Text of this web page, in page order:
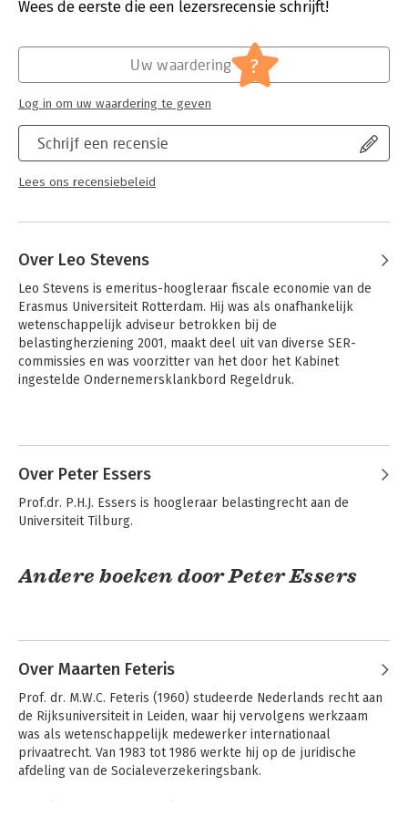
meewegen? En wat zou in dat geval het toetsingskader moeten
Deze fundamentele vragen over de interactie tussen
belastingen en welzijn zijn tot op heden nog niet volledig
uitgediept in de literatuur. De thesis Aiming for Well-Being
through Taxation onderzoekt diverse complexe en wezenlijke
kwesties die zich op dit vlak voordoen. De auteur reikt een
concreet en praktisch toetsingskader aan voor de beoordeling
van belastingmaatregelen gericht op welzijn, waarbij
voorzichtigheid en terughoudendheid vooropstaan. Dit biedt
belastingmaatregelen gericht op welzijn.
Het voorgestelde toetsingskader wordt grondig verkend aan
de hand van drie specifieke voorbeelden. De auteur
onderzoekt:
- fiscale stimulering van innovatie
- milieubelastingen
- fiscale stimulering van werkgelegenheid
Per gebied belicht de auteur relevante problemen en brengt
daarbij praktische aanbevelingen naar voren.
Uitgever:
Wolters Kluwer
Hoofdrubriek:
Jongbloed:
Serie:
Fiscale monografieën
Wees de eerste die een lezersrecensie schrijft!
Schrijf een recensie
Lees ons recensiebeleid
Uw waardering ?
Log in om uw waardering te geven
Over Leo Stevens
Leo Stevens is emeritus-hoogleraar fiscale economie van de
Erasmus Universiteit Rotterdam. Hij was als onafhankelijk
wetenschappelijk adviseur betrokken bij de
belastingherziening 2001, maakt deel uit van diverse SER-
commissies en was voorzitter van het door het Kabinet
ingestelde Ondernemersklankbord Regeldruk.
De woon- en
de BTW
Over Peter Essers
Prof.dr. P.H.J. Essers is hoogleraar belastingrecht aan de
Universiteit Tilburg.
Andere boeken door Peter Essers
Belastingrecht en
Over Maarten Feteris
Prof. dr. M.W.C. Feteris (1960) studeerde Nederlands recht aan
de Rijksuniversiteit in Leiden, waar hij vervolgens werkzaam
was als wetenschappelijk medewerker internationaal
privaatrecht. Van 1983 tot 1986 werkte hij op de juridische
afdeling van de Socialeverzekeringsbank.